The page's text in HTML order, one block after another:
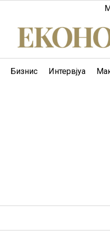
Бизнис Интервјуа